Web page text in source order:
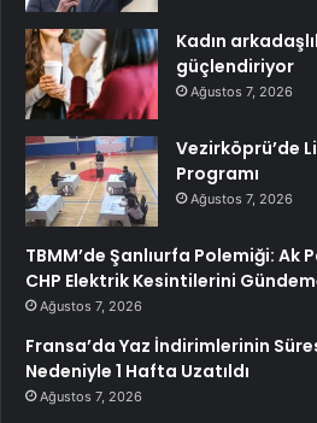
Kadın
güçlendiriyor
Ağustos 7, 2026
Vezirköprü’de
Programı
Ağustos 7, 2026
TBMM’de Şanlıurfa Polemiği: Ak
CHP Elektrik Kesintilerini
Ağustos 7, 2026
Fransa’da Yaz İndirimlerinin
Nedeniyle 1 Hafta Uzatıldı
Ağustos 7, 2026